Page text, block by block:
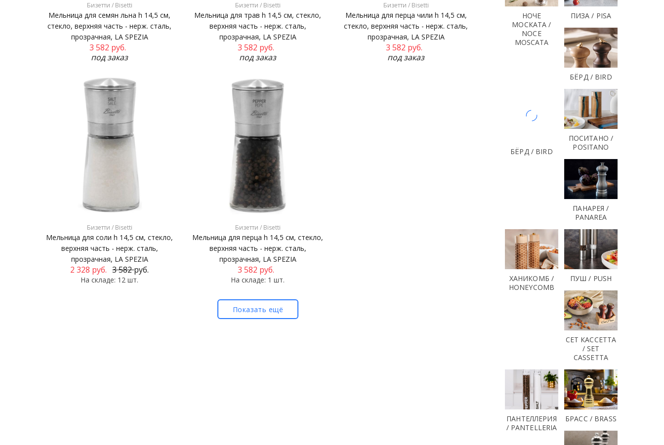
НОЧЕ
МОСКАТА /
NOCE
MOSCATA
ПИЗА / PISA
БЁРД / BIRD
БЁРД / BIRD
ПОСИТАНО /
POSITANO
ПАНАРЕЯ /
PANAREA
ХАНИКОМБ /
HONEYCOMB
ПУШ / PUSH
СЕТ КАССЕТТА
/ SET
CASSETTA
ПАНТЕЛЛЕРИЯ
/ PANTELLERIA
БРАСС / BRASS
Бизетти / Bisetti
Мельница для семян льна h 14,5 см,
стекло, верхняя часть - нерж. сталь,
прозрачная, LA SPEZIA
3 582 руб.
под заказ
Бизетти / Bisetti
Мельница для трав h 14,5 см, стекло,
верхняя часть - нерж. сталь,
прозрачная, LA SPEZIA
3 582 руб.
под заказ
Бизетти / Bisetti
Мельница для перца чили h 14,5 см,
стекло, верхняя часть - нерж. сталь,
прозрачная, LA SPEZIA
3 582 руб.
под заказ
Бизетти / Bisetti
Мельница для соли h 14,5 см, стекло,
верхняя часть - нерж. сталь,
прозрачная, LA SPEZIA
2 328 руб. 3 582руб.
На складе: 12 шт.
Бизетти / Bisetti
Мельница для перца h 14,5 см, стекло,
верхняя часть - нерж. сталь,
прозрачная, LA SPEZIA
3 582 руб.
На складе: 1 шт.
Показать ещё